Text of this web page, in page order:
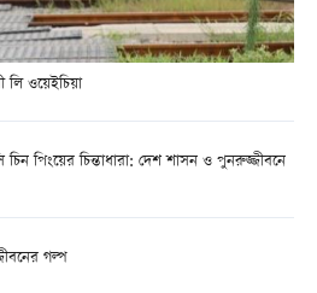
লি ওয়েইচিয়া
পিংয়ের চিন্তাধারা: দেশ শাসন ও পুনরুজ্জীবনে
গল্প